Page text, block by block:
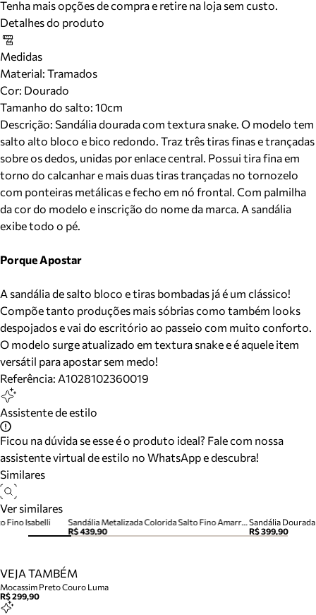
Tenha mais opções de compra e retire na loja sem custo.
Detalhes do produto
Medidas
Material: Tramados
Cor: Dourado
Tamanho do salto: 10cm
Descrição: Sandália dourada com textura snake. O modelo tem
salto alto bloco e bico redondo. Traz três tiras finas e trançadas
sobre os dedos, unidas por enlace central. Possui tira fina em
torno do calcanhar e mais duas tiras trançadas no tornozelo
com ponteiras metálicas e fecho em nó frontal. Com palmilha
da cor do modelo e inscrição do nome da marca. A sandália
exibe todo o pé.
Porque Apostar
A sandália de salto bloco e tiras bombadas já é um clássico!
Compõe tanto produções mais sóbrias como também looks
despojados e vai do escritório ao passeio com muito conforto.
O modelo surge atualizado em textura snake e é aquele item
versátil para apostar sem medo!
Referência: A1028102360019
Assistente de estilo
Ficou na dúvida se esse é o produto ideal? Fale com nossa
assistente virtual de estilo no WhatsApp e descubra!
Similares
Ver similares
Sandália Metalizada Colorida Salto Fino Amarração Tiras
R$ 439,90
Sandália
R$ 399,90
Fino Isabelli
VEJA TAMBÉM
Mocassim Preto Couro Luma
R$ 299,90